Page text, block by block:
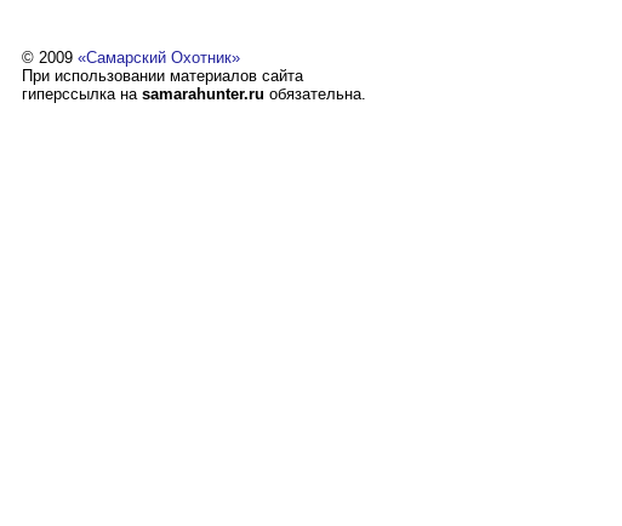
© 2009 «Самарский Охотник»
При использовании материалов сайта
гиперссылка на samarahunter.ru обязательна.